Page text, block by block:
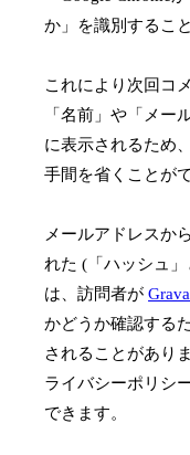
か」を識別するこ
これにより次回コ
「名前」や「メー
に表示されるため
手間を省くことが
メールアドレスか
れた (「ハッシュ
は、訪問者が
かどうか確認する
されることがあり
ライバシーポリシ
できます。